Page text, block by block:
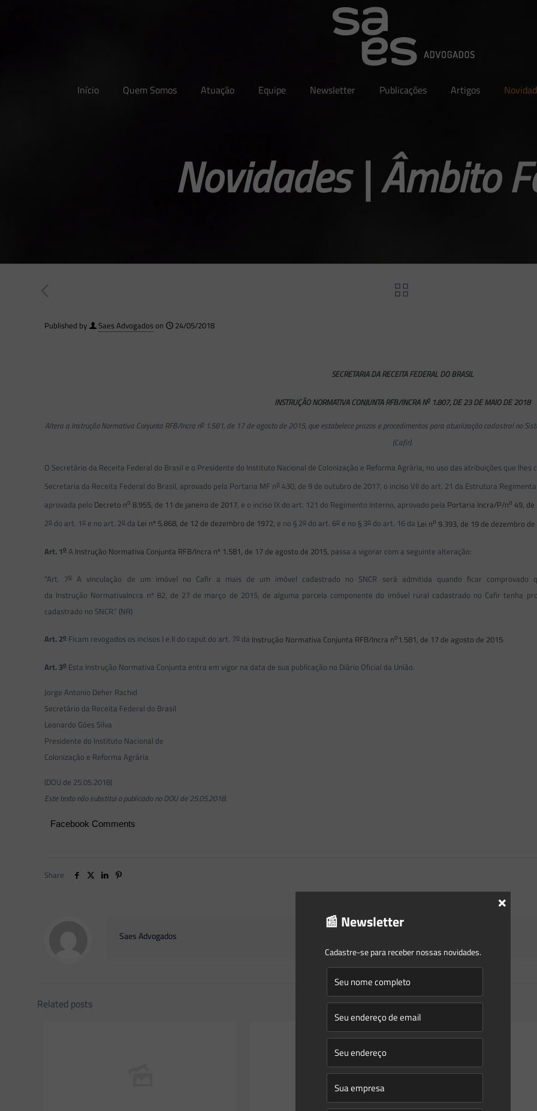
Início Quem Somos Atuação Equipe Newsletter Publicações Artigos
Novidades | Âmbito
Published by Saes Advogadoson 24/05/2018
SECRETARIA DA RECEITA FEDERAL DO BRASIL
INSTRUÇÃO NORMATIVA CONJUNTA RFB/INCRA No 1.807, DE 23 DE MAIO DE 2018
Altera a Instrução Normativa Conjunta RFB/Incra no 1.581, de 17 de agosto de 2015, que estabelece prazos e procedimentos para atualização cadastral no
(Cafir).
O Secretário da Receita Federal do Brasil e o Presidente do Instituto Nacional de Colonização e Reforma Agrária, no uso das atribuições que
Secretaria da Receita Federal do Brasil, aprovado pela Portaria MF no 430, de 9 de outubro de 2017, o inciso VII do art. 21 da Estrutura
aprovada pelo Decreto no 8.955, de 11 de janeiro de 2017, e o inciso IX do art. 121 do Regimento Interno, aprovado pela Portaria Incra/P/no 49,
2o do art. 1o e no art. 2o da Lei nº 5.868, de 12 de dezembro de 1972, e no § 2o do art. 6o e no § 3o do art. 16 da Lei no 9.393, de 19 de dezembro
Art. 1o A Instrução Normativa Conjunta RFB/Incra nº 1.581, de 17 de agosto de 2015, passa a vigorar com a seguinte alteração:
“Art. 7o A vinculação de um imóvel no Cafir a mais de um imóvel cadastrado no SNCR será admitida quando ficar
da Instrução NormativaIncra nº 82, de 27 de março de 2015, de alguma parcela componente do imóvel rural cadastrado no Cafir tenha
cadastrado no SNCR.” (NR)
Art. 2o Ficam revogados os incisos I e II do caput do art. 7o da Instrução Normativa Conjunta RFB/Incra no1.581, de 17 de agosto de 2015.
Art. 3o Esta Instrução Normativa Conjunta entra em vigor na data de sua publicação no Diário Oficial da União.
Jorge Antonio Deher Rachid
Secretário da Receita Federal do Brasil
Leonardo Góes Silva
Presidente do Instituto Nacional de
Colonização e Reforma Agrária
(DOU de 25.05.2018)
Estetexto não substitui o publicado no DOU de 25.05.2018.
Facebook Comments
Share
Saes Advogados
Related posts
📰 Newsletter
Cadastre-se para receber nossas novidades.
×